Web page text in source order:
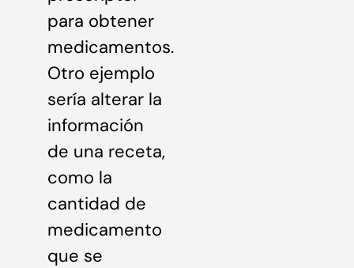
para obtener
medicamentos.
Otro ejemplo
sería alterar la
información
de una receta,
como la
cantidad de
medicamento
que se